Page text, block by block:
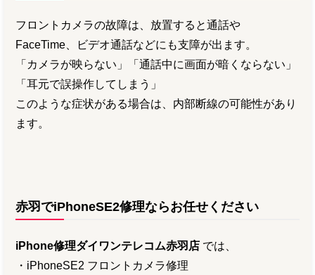
フロントカメラの故障は、放置すると通話や
FaceTime、ビデオ通話などにも支障が出ます。
「カメラが映らない」「通話中に画面が暗くならない」
「耳元で誤操作してしまう」
このような症状がある場合は、内部断線の可能性があり
ます。
赤羽でiPhoneSE2修理ならお任せください
iPhone修理ダイワンテレコム赤羽店 では、
・iPhoneSE2 フロントカメラ修理